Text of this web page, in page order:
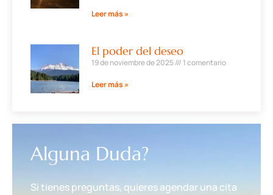
Leer más »
El poder del deseo
19 de noviembre de 2025 1 comentario
Leer más »
Alguna Duda?
Si tienes preguntas, quieres agendar una cita